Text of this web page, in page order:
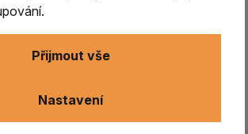
Nastavení
Přijmout vše